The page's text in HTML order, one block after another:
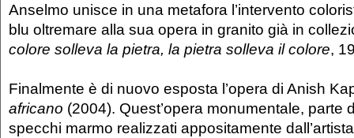
Anselmo unisce in una metafora l’intervento
blu oltremare alla sua opera in granito già in
colore solleva la pietra, la pietra solleva il colore,
Finalmente è di nuovo esposta l’opera di Anish
africano (2004). Quest’opera monumentale, parte
specchi marmo realizzati appositamente